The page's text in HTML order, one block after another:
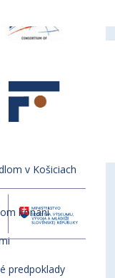
v Košiciach
konaní
predpoklady